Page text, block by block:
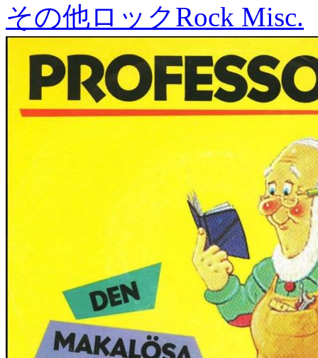
その他ロックRock Misc.